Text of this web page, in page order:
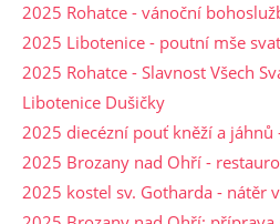
2025 Rohatce - vánoční
2025 Libotenice - poutní mše
2025 Rohatce - Slavnost Všech
Libotenice Dušičky
2025 diecézní pouť kněží a jáhnů
2025 Brozany nad Ohří -
2025 kostel sv. Gotharda - nátěr